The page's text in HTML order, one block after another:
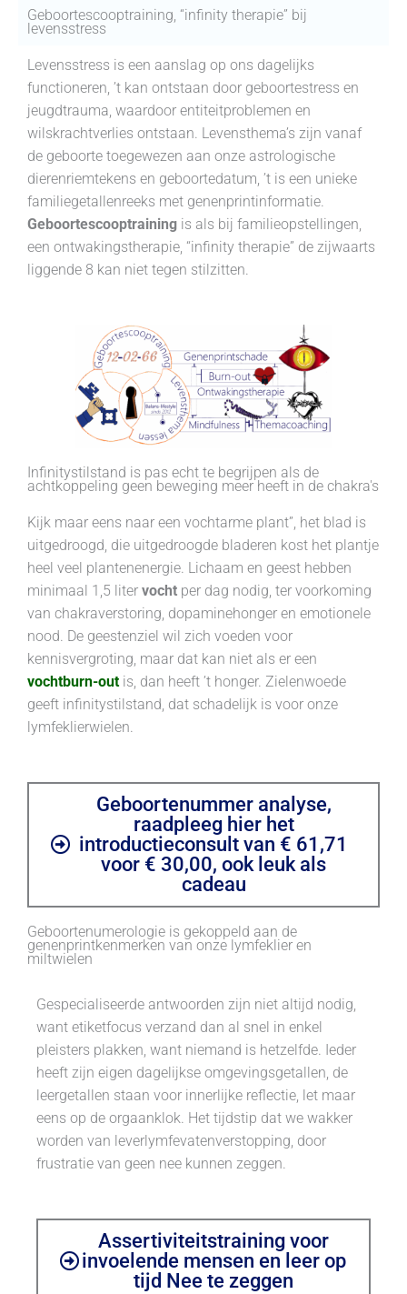
inhoud
Geboortescooptraining, “infinity therapie” bij
levensstress
Levensstress is een aanslag op ons dagelijks
functioneren, ’t kan ontstaan door geboortestress en
jeugdtrauma, waardoor entiteitproblemen en
wilskrachtverlies ontstaan. Levensthema’s zijn vanaf
de geboorte toegewezen aan onze astrologische
dierenriemtekens en geboortedatum, ’t is een unieke
familiegetallenreeks met genenprintinformatie.
Geboortescooptraining is als bij familieopstellingen,
een ontwakingstherapie, “infinity therapie” de zijwaarts
liggende 8 kan niet tegen stilzitten.
Infinitystilstand is pas echt te begrijpen als de
achtkoppeling geen beweging meer heeft in de chakra's
Kijk maar eens naar een vochtarme plant”, het blad is
uitgedroogd, die uitgedroogde bladeren kost het plantje
heel veel plantenenergie. Lichaam en geest hebben
minimaal 1,5 liter vocht per dag nodig, ter voorkoming
van chakraverstoring, dopaminehonger en emotionele
nood. De geestenziel wil zich voeden voor
kennisvergroting, maar dat kan niet als er een
vochtburn-out is, dan heeft ’t honger. Zielenwoede
geeft infinitystilstand, dat schadelijk is voor onze
lymfeklierwielen.
Geboortenummer analyse,
raadpleeg hier het
introductieconsult van € 61,71
voor € 30,00, ook leuk als
cadeau
Geboortenumerologie is gekoppeld aan de
genenprintkenmerken van onze lymfeklier en
miltwielen
Gespecialiseerde antwoorden zijn niet altijd nodig,
want etiketfocus verzand dan al snel in enkel
pleisters plakken, want niemand is hetzelfde. Ieder
heeft zijn eigen dagelijkse omgevingsgetallen, de
leergetallen staan voor innerlijke reflectie, let maar
eens op de orgaanklok. Het tijdstip dat we wakker
worden van leverlymfevatenverstopping, door
frustratie van geen nee kunnen zeggen.
Assertiviteitstraining voor
invoelende mensen en leer op
tijd Nee te zeggen